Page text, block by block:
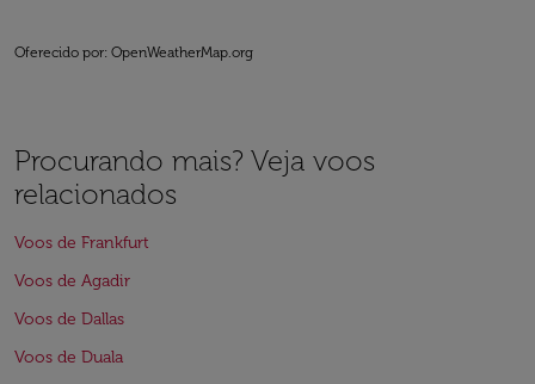
Oferecido por: OpenWeatherMap.org
Procurando mais? Veja voos
relacionados
Voos de Frankfurt
Voos de Agadir
Voos de Dallas
Voos de Duala